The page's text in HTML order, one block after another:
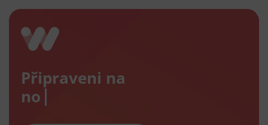
Připraveni na
nový e-s